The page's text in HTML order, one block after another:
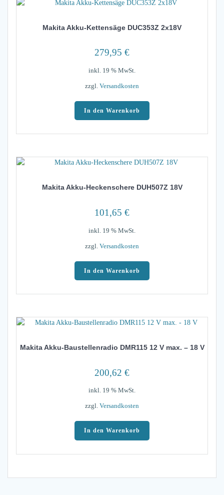
Makita Akku-Kettensäge DUC353Z 2x18V
279,95 €
inkl. 19 % MwSt.
zzgl. Versandkosten
In den Warenkorb
Makita Akku-Heckenschere DUH507Z 18V
101,65 €
inkl. 19 % MwSt.
zzgl. Versandkosten
In den Warenkorb
Makita Akku-Baustellenradio DMR115 12 V max. – 18 V
200,62 €
inkl. 19 % MwSt.
zzgl. Versandkosten
In den Warenkorb